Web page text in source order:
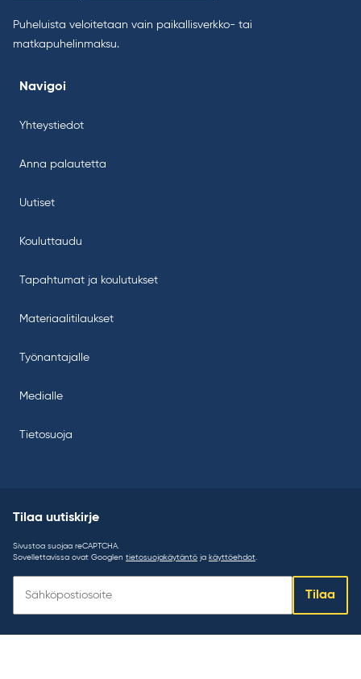
Puheluista veloitetaan vain paikallisverkko- tai
matkapuhelinmaksu.
Navigoi
Yhteystiedot
Anna palautetta
Uutiset
Kouluttaudu
Tapahtumat ja koulutukset
Materiaalitilaukset
Työnantajalle
Medialle
Tietosuoja
Tilaa uutiskirje
Sivustoa suojaa reCAPTCHA.
Sovellettavissa ovat Googlen tietosuojakäytäntö ja käyttöehdot.
uutiskirje:
Tilaa